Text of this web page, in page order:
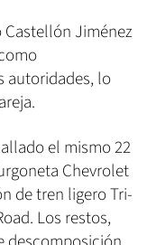
Castellón Jiménez
autoridades, lo
el mismo 22
Chevrolet
de tren ligero Tri-
Los restos,